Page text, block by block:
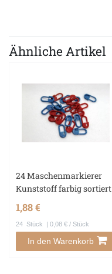
Ähnliche Artikel
24 Maschenmarkierer
Kunststoff farbig sortiert
1,88 €
24 Stück | 0,08 € / Stück
In den Warenkorb